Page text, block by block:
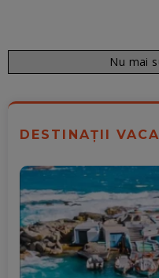
Nu mai
DESTINAȚII